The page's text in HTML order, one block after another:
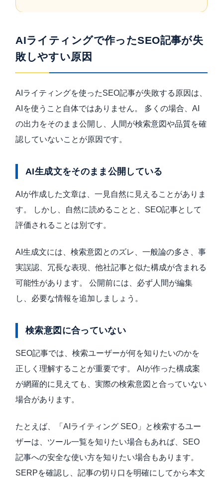
AIライティングで作ったSEO記事が失
敗しやすい原因
AIライティングを使ったSEO記事が失敗する原因は、
AIを使うこと自体ではありません。 多くの場合、AI
の出力をそのまま公開し、人間が検索意図や品質を確
認していないことが原因です。
AI生成文をそのまま公開している
AIが作成した文章は、一見自然に見えることがありま
す。 しかし、自然に読めることと、SEO記事として
評価されることは別です。
AI生成文には、検索意図とのズレ、一般論の多さ、事
実誤認、冗長な表現、他社記事と似た構成が含まれる
可能性があります。 公開前には、必ず人間が編集
し、必要な情報を追加しましょう。
検索意図に合っていない
SEO記事では、検索ユーザーが何を知りたいのかを
正しく理解することが重要です。 AIが作った構成案
が網羅的に見えても、実際の検索意図と合っていない
場合があります。
たとえば、「AIライティング SEO」と検索するユー
ザーは、ツール一覧を知りたい場合もあれば、SEO
記事への安全な使い方を知りたい場合もあります。
SERPを確認し、記事の切り口を明確にしてから本文